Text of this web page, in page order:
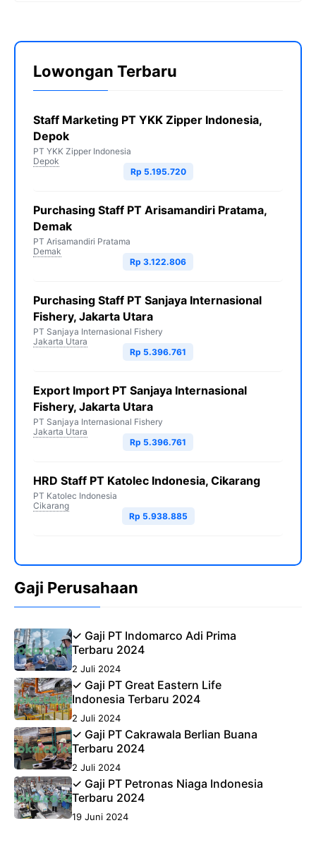
Lowongan Terbaru
Staff Marketing PT YKK Zipper Indonesia,
Depok
PT YKK Zipper Indonesia
Depok
Rp 5.195.720
Purchasing Staff PT Arisamandiri Pratama,
Demak
PT Arisamandiri Pratama
Demak
Rp 3.122.806
Purchasing Staff PT Sanjaya Internasional
Fishery, Jakarta Utara
PT Sanjaya Internasional Fishery
Jakarta Utara
Rp 5.396.761
Export Import PT Sanjaya Internasional
Fishery, Jakarta Utara
PT Sanjaya Internasional Fishery
Jakarta Utara
Rp 5.396.761
HRD Staff PT Katolec Indonesia, Cikarang
PT Katolec Indonesia
Cikarang
Rp 5.938.885
Gaji Perusahaan
✓ Gaji PT Indomarco Adi Prima
Terbaru 2024
2 Juli 2024
✓ Gaji PT Great Eastern Life
Indonesia Terbaru 2024
2 Juli 2024
✓ Gaji PT Cakrawala Berlian Buana
Terbaru 2024
2 Juli 2024
✓ Gaji PT Petronas Niaga Indonesia
Terbaru 2024
19 Juni 2024